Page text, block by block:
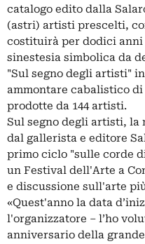
catalogo edito dalla
(astri) artisti prescelti,
costituirà per dodici
sinestesia simbolica da
"Sul segno degli artisti"
ammontare cabalistico di
prodotte da 144 artisti.
Sul segno degli artisti, la
dal gallerista e editore
primo ciclo "sulle corde
un Festival dell'Arte a
e discussione sull'arte
«Quest'anno la data
l'organizzatore – l’ho
anniversario della